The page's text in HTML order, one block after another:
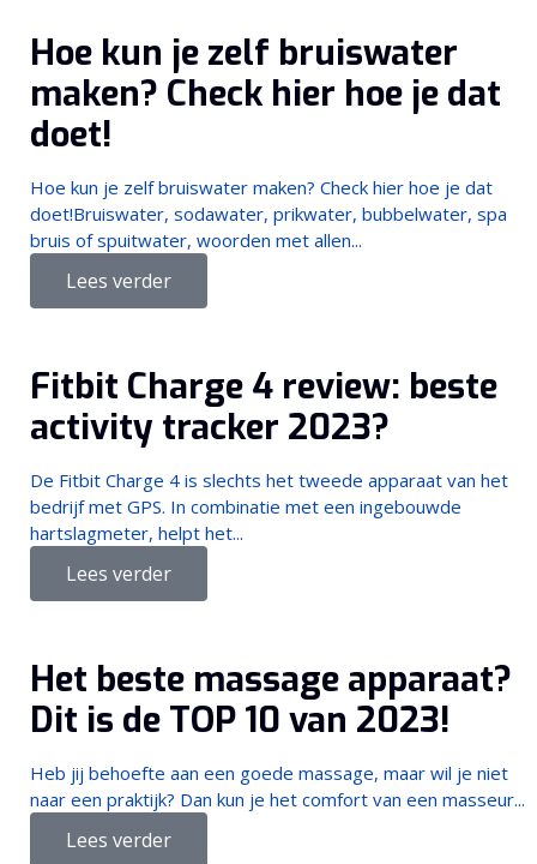
Hoe kun je zelf bruiswater
maken? Check hier hoe je dat
doet!
Hoe kun je zelf bruiswater maken? Check hier hoe je dat
doet!Bruiswater, sodawater, prikwater, bubbelwater, spa
bruis of spuitwater, woorden met allen...
Lees verder
Fitbit Charge 4 review: beste
activity tracker 2023?
De Fitbit Charge 4 is slechts het tweede apparaat van het
bedrijf met GPS. In combinatie met een ingebouwde
hartslagmeter, helpt het...
Lees verder
Het beste massage apparaat?
Dit is de TOP 10 van 2023!
Heb jij behoefte aan een goede massage, maar wil je niet
naar een praktijk? Dan kun je het comfort van een masseur...
Lees verder